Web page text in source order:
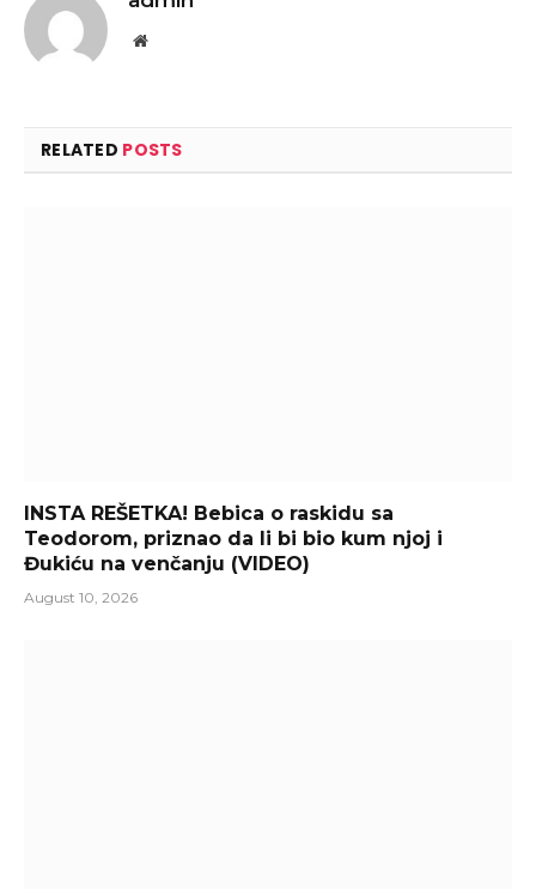
Website
RELATED POSTS
INSTA REŠETKA! Bebica o raskidu sa
Teodorom, priznao da li bi bio kum njoj i
Đukiću na venčanju (VIDEO)
August 10, 2026